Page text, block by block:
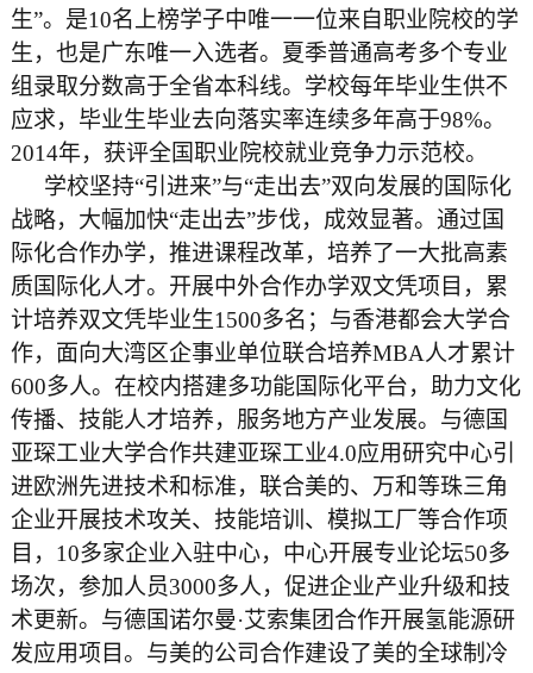
生”。是10名上榜学子中唯一一位来自职业院校的学
生，也是广东唯一入选者。夏季普通高考多个专业
组录取分数高于全省本科线。学校每年毕业生供不
应求，毕业生毕业去向落实率连续多年高于98%。
2014年，获评全国职业院校就业竞争力示范校。
学校坚持“引进来”与“走出去”双向发展的国际化
战略，大幅加快“走出去”步伐，成效显著。通过国
际化合作办学，推进课程改革，培养了一大批高素
质国际化人才。开展中外合作办学双文凭项目，累
计培养双文凭毕业生1500多名；与香港都会大学合
作，面向大湾区企事业单位联合培养MBA人才累计
600多人。在校内搭建多功能国际化平台，助力文化
传播、技能人才培养，服务地方产业发展。与德国
亚琛工业大学合作共建亚琛工业4.0应用研究中心引
进欧洲先进技术和标准，联合美的、万和等珠三角
企业开展技术攻关、技能培训、模拟工厂等合作项
目，10多家企业入驻中心，中心开展专业论坛50多
场次，参加人员3000多人，促进企业产业升级和技
术更新。与德国诺尔曼·艾索集团合作开展氢能源研
发应用项目。与美的公司合作建设了美的全球制冷